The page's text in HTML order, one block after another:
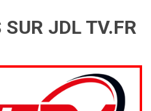
SUR JDL TV.FR